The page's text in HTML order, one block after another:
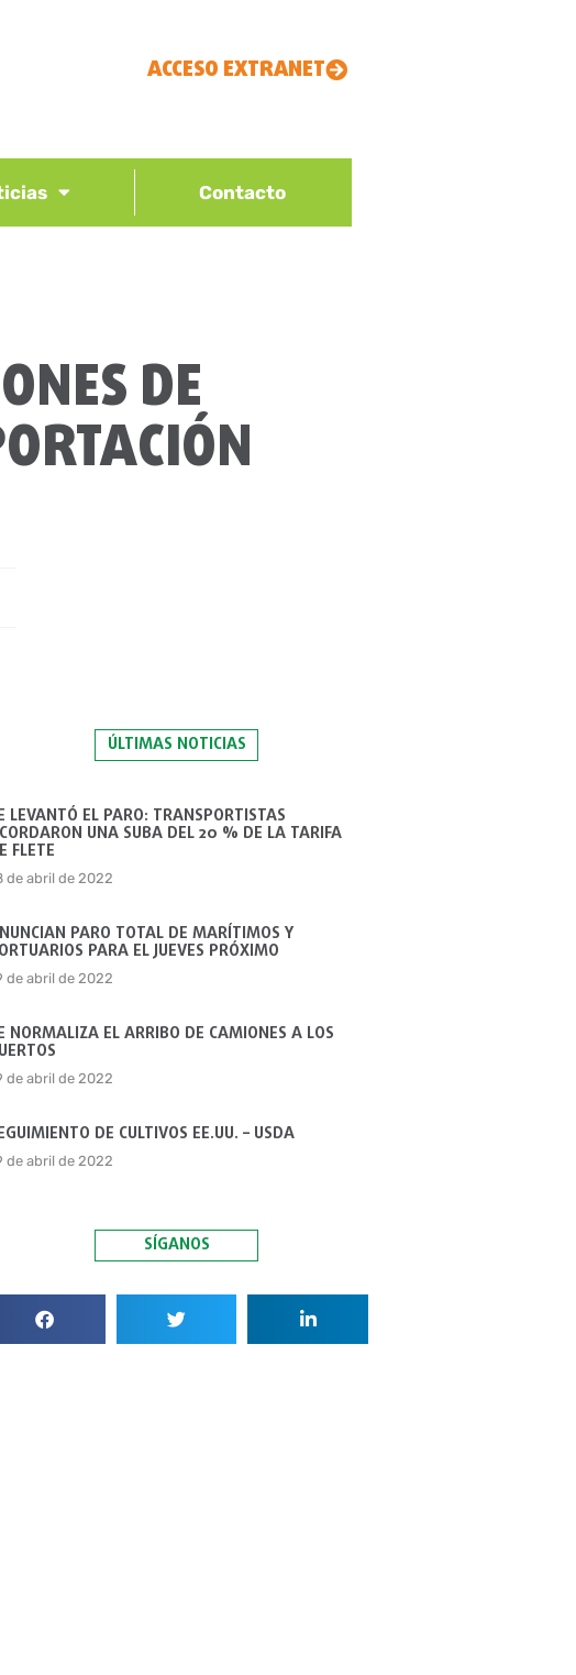
ACCESO EXTRANET
Contacto
DE
ÚLTIMAS NOTICIAS
LEVANTÓ EL PARO: TRANSPORTISTAS
UNA SUBA DEL 20 % DE LA TARIFA
FLETE
de abril de 2022
PARO TOTAL DE MARÍTIMOS Y
PARA EL JUEVES PRÓXIMO
de abril de 2022
NORMALIZA EL ARRIBO DE CAMIONES A LOS
de abril de 2022
DE CULTIVOS EE.UU. – USDA
de abril de 2022
SÍGANOS